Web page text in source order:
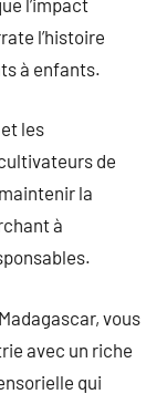
l’histoire
à enfants.
les
de
la
à
vous
avec un riche
qui